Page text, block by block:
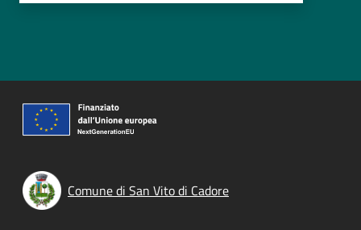
Comune di San Vito di Cadore